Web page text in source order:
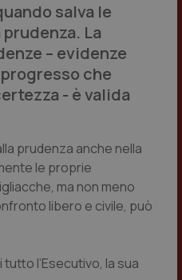
salva le
La
– evidenze
che
- è valida
prudenza anche nella
le proprie
ma non meno
libero e civile, può
l’Esecutivo, la sua